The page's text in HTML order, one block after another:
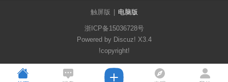
触屏版 电脑版
浙ICP备15036728号
Powered by Discuz! X3.4
!copyright!